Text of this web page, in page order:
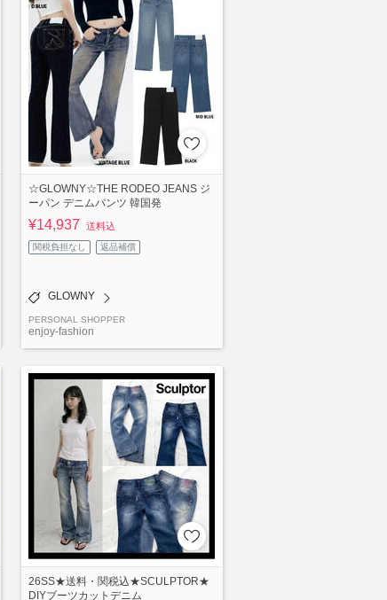
☆GLOWNY☆THE RODEO JEANS ジ
ーパン デニムパンツ 韓国発
¥14,937 送料込
関税負担なし 返品補償
GLOWNY
PERSONAL SHOPPER
enjoy-fashion
26SS★送料・関税込★SCULPTOR★
DIYブーツカットデニム